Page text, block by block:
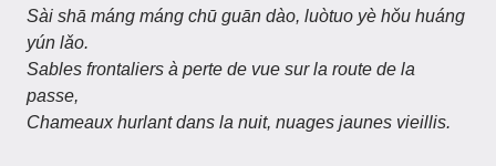
Sài shā máng máng chū guān dào, luòtuo yè hǒu huáng
yún lǎo.
Sables frontaliers à perte de vue sur la route de la
passe,
Chameaux hurlant dans la nuit, nuages jaunes vieillis.